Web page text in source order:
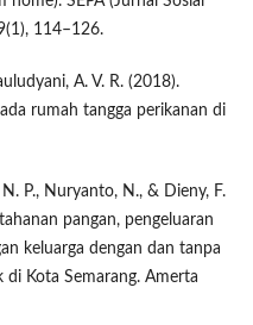
114–126.
A. V. R. (2018).
rumah tangga perikanan di
P., Nuryanto, N., & Dieny, F.
pangan, pengeluaran
keluarga dengan dan tanpa
Kota Semarang. Amerta